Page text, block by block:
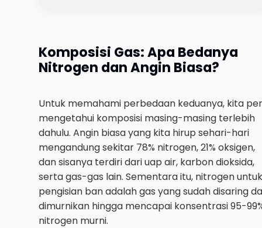
Komposisi Gas: Apa Bedanya
Nitrogen dan Angin Biasa?
Untuk memahami perbedaan keduanya, kita
mengetahui komposisi masing-masing terlebih
dahulu. Angin biasa yang kita hirup sehari-hari
mengandung sekitar 78% nitrogen, 21% oksigen,
dan sisanya terdiri dari uap air, karbon dioksida,
serta gas-gas lain. Sementara itu, nitrogen untuk
pengisian ban adalah gas yang sudah disaring
dimurnikan hingga mencapai konsentrasi 95-
nitrogen murni.